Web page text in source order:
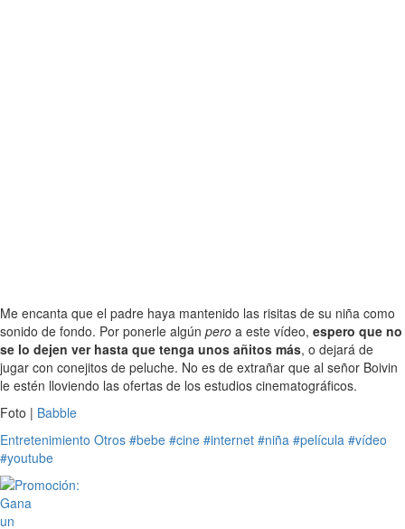
Me encanta que el padre haya mantenido las risitas de su niña como
sonido de fondo. Por ponerle algún pero a este vídeo, espero que no
se lo dejen ver hasta que tenga unos añitos más, o dejará de
jugar con conejitos de peluche. No es de extrañar que al señor Boivin
le estén lloviendo las ofertas de los estudios cinematográficos.
Foto | Babble
Entretenimiento Otros #bebe #cine #internet #niña #película #vídeo
#youtube